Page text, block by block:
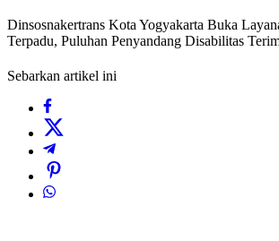
Dinsosnakertrans Kota Yogyakarta Buka
Terpadu, Puluhan Penyandang Disabilitas
Sebarkan artikel ini